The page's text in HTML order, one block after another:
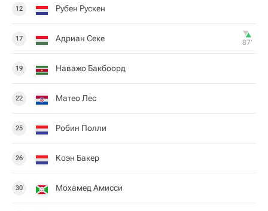
12 Рубен Рускен
17 Адриан Секе 87‎’‎
19 Наважо Бакбоорд
22 Матео Лес
25 Робин Полли
26 Коэн Бакер
30 Мохамед Амисси